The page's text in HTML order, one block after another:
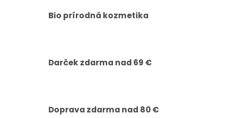
Bio prírodná kozmetika
Darček zdarma nad 69 €
Doprava zdarma nad 80 €